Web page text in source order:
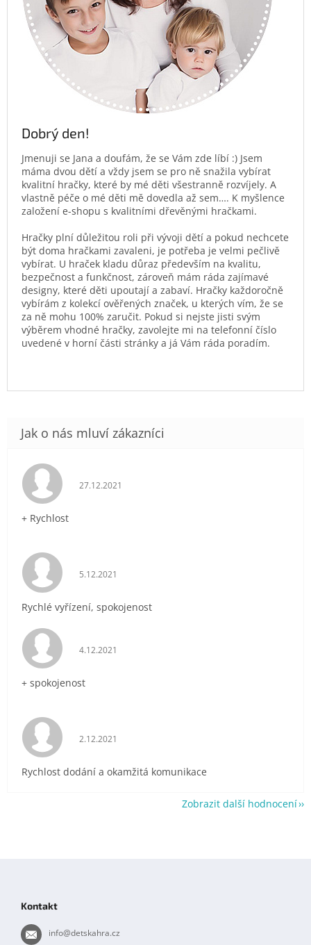
Dobrý den!
Jmenuji se Jana a doufám, že se Vám zde líbí :) Jsem
máma dvou dětí a vždy jsem se pro ně snažila vybírat
kvalitní hračky, které by mé děti všestranně rozvíjely. A
vlastně péče o mé děti mě dovedla až sem…. K myšlence
založení e-shopu s kvalitními dřevěnými hračkami.
Hračky plní důležitou roli při vývoji dětí a pokud nechcete
být doma hračkami zavaleni, je potřeba je velmi pečlivě
vybírat. U hraček kladu důraz především na kvalitu,
bezpečnost a funkčnost, zároveň mám ráda zajímavé
designy, které děti upoutají a zabaví. Hračky každoročně
vybírám z kolekcí ověřených značek, u kterých vím, že se
za ně mohu 100% zaručit. Pokud si nejste jisti svým
výběrem vhodné hračky, zavolejte mi na telefonní číslo
uvedené v horní části stránky a já Vám ráda poradím.
Hodnocení obchodu je 5 z 5 hvězdiček.
27.12.2021
+ Rychlost
Hodnocení obchodu je 5 z 5 hvězdiček.
5.12.2021
Rychlé vyřízení, spokojenost
Hodnocení obchodu je 5 z 5 hvězdiček.
4.12.2021
+ spokojenost
Hodnocení obchodu je 5 z 5 hvězdiček.
2.12.2021
Rychlost dodání a okamžitá komunikace
Zobrazit další hodnocení
Kontakt
info@detskahra.cz